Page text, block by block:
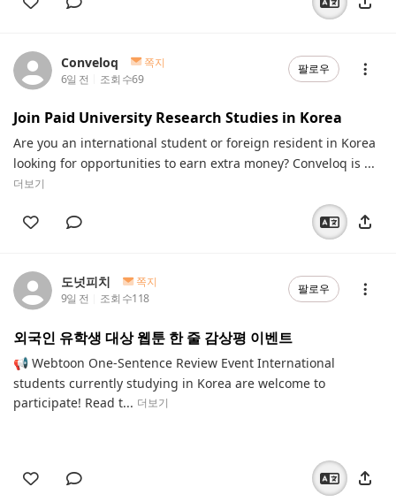
Conveloq
쪽지
6일 전
조회 수69
팔로우
Join Paid University Research Studies in Korea
Are you an international student or foreign resident in Korea
looking for opportunities to earn extra money? Conveloq is ...
더보기
도넛피치
쪽지
9일 전
조회 수118
팔로우
외국인 유학생 대상 웹툰 한 줄 감상평 이벤트
📢 Webtoon One-Sentence Review Event International
students currently studying in Korea are welcome to
participate! Read t... 더보기